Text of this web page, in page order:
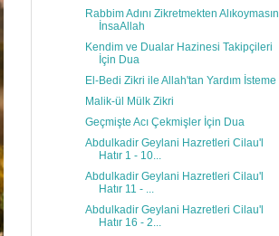
Rabbim Adını Zikretmekten Alıkoymasın
İnsaAllah
Kendim ve Dualar Hazinesi Takipçileri
İçin Dua
El-Bedi Zikri ile Allah'tan Yardım İsteme
Malik-ül Mülk Zikri
Geçmişte Acı Çekmişler İçin Dua
Abdulkadir Geylani Hazretleri Cilau'l
Hatır 1 - 10...
Abdulkadir Geylani Hazretleri Cilau'l
Hatır 11 - ...
Abdulkadir Geylani Hazretleri Cilau'l
Hatır 16 - 2...